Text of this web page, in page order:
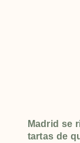
Madrid se
tartas de